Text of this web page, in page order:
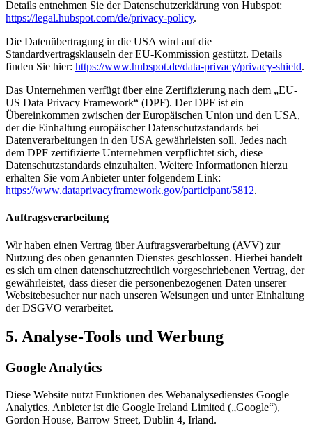
Details entnehmen Sie der Datenschutzerklärung von Hubspot:
https://legal.hubspot.com/de/privacy-policy.
Die Datenübertragung in die USA wird auf die
Standardvertragsklauseln der EU-Kommission gestützt. Details
finden Sie hier: https://www.hubspot.de/data-privacy/privacy-shield.
Das Unternehmen verfügt über eine Zertifizierung nach dem „EU-
US Data Privacy Framework“ (DPF). Der DPF ist ein
Übereinkommen zwischen der Europäischen Union und den USA,
der die Einhaltung europäischer Datenschutzstandards bei
Datenverarbeitungen in den USA gewährleisten soll. Jedes nach
dem DPF zertifizierte Unternehmen verpflichtet sich, diese
Datenschutzstandards einzuhalten. Weitere Informationen hierzu
erhalten Sie vom Anbieter unter folgendem Link:
https://www.dataprivacyframework.gov/participant/5812.
Auftragsverarbeitung
Wir haben einen Vertrag über Auftragsverarbeitung (AVV) zur
Nutzung des oben genannten Dienstes geschlossen. Hierbei handelt
es sich um einen datenschutzrechtlich vorgeschriebenen Vertrag, der
gewährleistet, dass dieser die personenbezogenen Daten unserer
Websitebesucher nur nach unseren Weisungen und unter Einhaltung
der DSGVO verarbeitet.
5. Analyse-Tools und Werbung
Google Analytics
Diese Website nutzt Funktionen des Webanalysedienstes Google
Analytics. Anbieter ist die Google Ireland Limited („Google“),
Gordon House, Barrow Street, Dublin 4, Irland.